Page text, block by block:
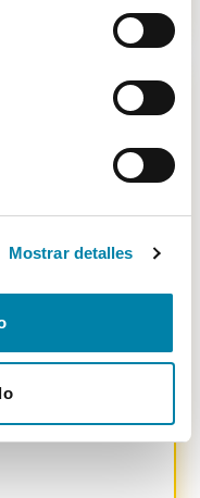
Mostrar detalles
800€